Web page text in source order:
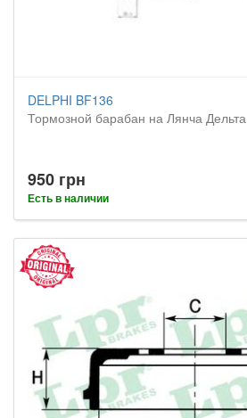
DELPHI BF136
Тормозной барабан на Лянча Дельта
950 грн
Есть в наличии